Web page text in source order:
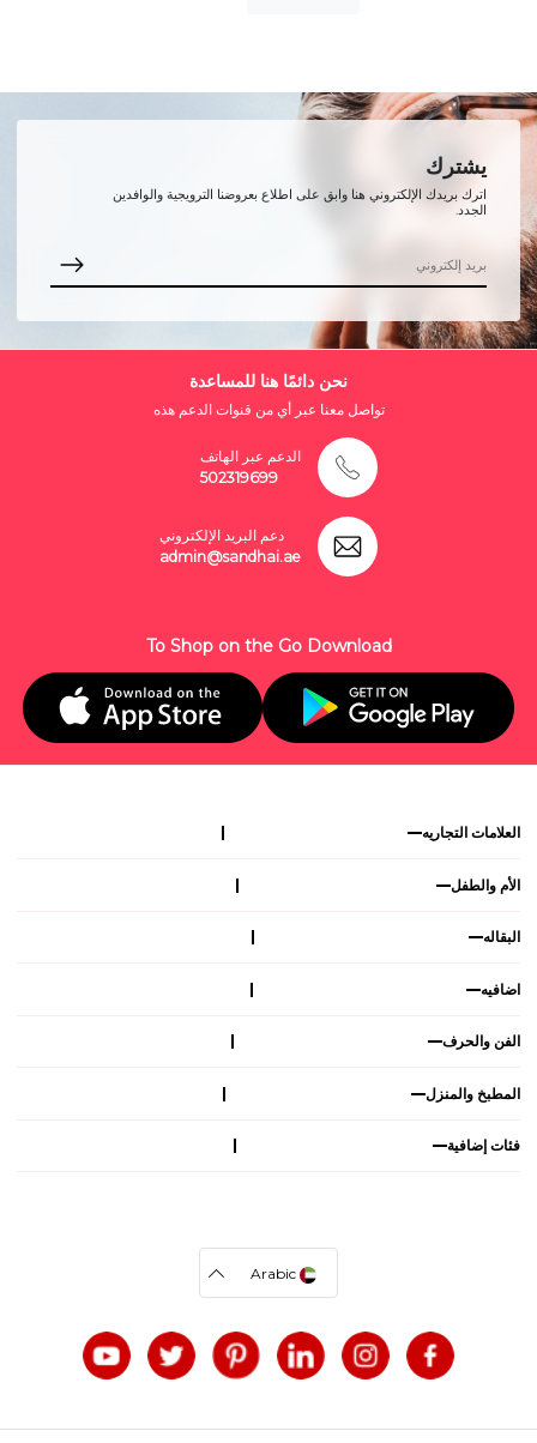
يشترك
اترك بريدك الإلكتروني هنا وابق على اطلاع بعروضنا الترويجية والوافدين
الجدد.
نحن دائمًا هنا للمساعدة
تواصل معنا عبر أي من قنوات الدعم هذه
الدعم عبر الهاتف
502319699
دعم البريد الإلكتروني
admin@sandhai.ae
To Shop on the Go Download
العلامات التجاريه
الأم والطفل
البقاله
اضافيه
الفن والحرف
المطبخ والمنزل
فئات إضافية
Arabic